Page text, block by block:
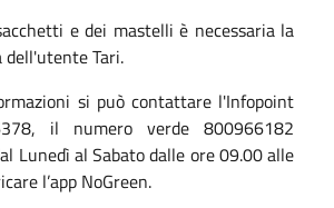
e dei mastelli è necessaria la
Tari.
si può contattare l'Infopoint
il numero verde 800966182
Lunedì al Sabato dalle ore 09.00 alle
l’app NoGreen.